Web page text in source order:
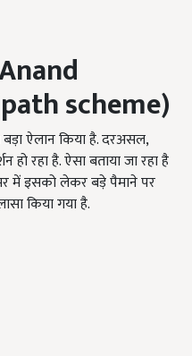
scheme)
ऐलान किया है. दरअसल,
रहा है. ऐसा बताया जा रहा है
में इसको लेकर बड़े पैमाने पर
किया गया है.